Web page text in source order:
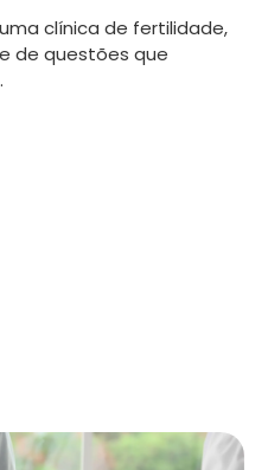
clínica de fertilidade,
de questões que